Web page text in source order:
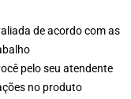
de acordo com as
pelo seu atendente
no produto